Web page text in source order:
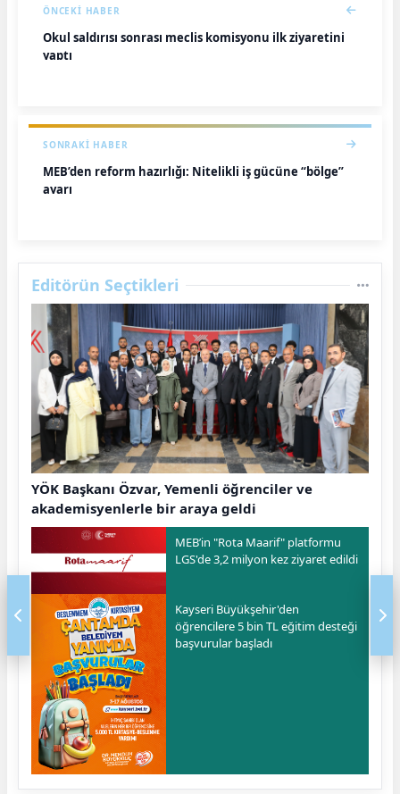
ÖNCEKI HABER
Okul saldırısı sonrası meclis komisyonu ilk ziyaretini
yaptı
SONRAKI HABER
MEB’den reform hazırlığı: Nitelikli iş gücüne “bölge”
ayarı
Editörün Seçtikleri
YÖK Başkanı Özvar, Yemenli öğrenciler ve
akademisyenlerle bir araya geldi
MEB’in "Rota Maarif" platformu
LGS'de 3,2 milyon kez ziyaret edildi
Kayseri Büyükşehir'den
öğrencilere 5 bin TL eğitim desteği
başvurular başladı